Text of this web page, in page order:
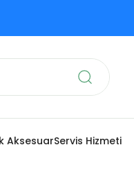
AksesuarServis Hizmeti